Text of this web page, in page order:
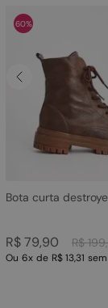
60%
Bota curta
R$ 199,
R$79,90
Ou 6x de R$ 13,31